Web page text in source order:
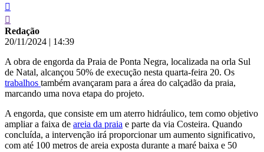
Redação
20/11/2024 | 14:39
A obra de engorda da Praia de Ponta Negra, localizada na orla Sul
de Natal, alcançou 50% de execução nesta quarta-feira 20. Os
trabalhos também avançaram para a área do calçadão da praia,
marcando uma nova etapa do projeto.
A engorda, que consiste em um aterro hidráulico, tem como objetivo
ampliar a faixa de areia da praia e parte da via Costeira. Quando
concluída, a intervenção irá proporcionar um aumento significativo,
com até 100 metros de areia exposta durante a maré baixa e 50